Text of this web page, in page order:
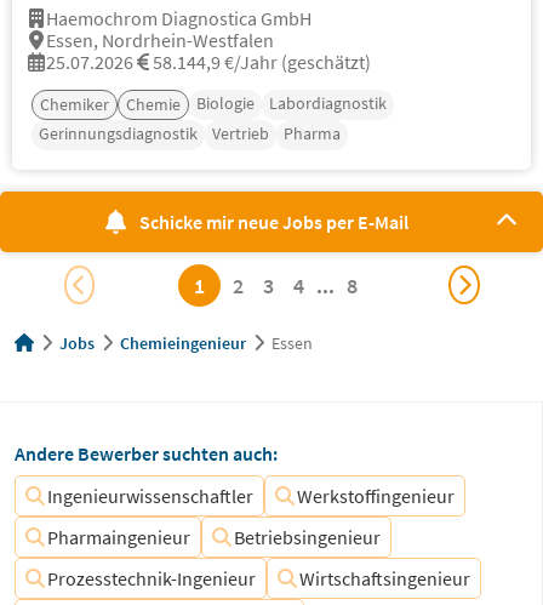
Haemochrom Diagnostica GmbH
Essen, Nordrhein-Westfalen
25.07.2026
58.144,9 €/Jahr (geschätzt)
Chemiker Chemie Biologie
Labordiagnostik
Gerinnungsdiagnostik
Vertrieb Pharma
Schicke mir neue Jobs per E-Mail
1 2 3 4 ... 8
Jobs Chemieingenieur Essen
Andere Bewerber suchten auch:
Ingenieurwissenschaftler
Werkstoffingenieur
Pharmaingenieur
Betriebsingenieur
Prozesstechnik-Ingenieur
Wirtschaftsingenieur